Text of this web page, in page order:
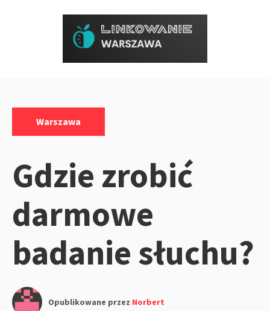
Warszawa
Gdzie zrobić
darmowe
badanie słuchu?
Opublikowane przez Norbert